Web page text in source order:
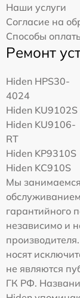
Наши услуги
Согласие на
Способы
Ремонт
Hiden HPS30-
4024
Hiden KU9102S
Hiden KU9106-
RT
Hiden KP9310S
Hiden KC910S
Мы
гарантийного
независимо и
носят
не являются
ГК РФ.